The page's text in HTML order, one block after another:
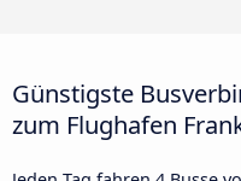
Günstigste
zum Flughafen